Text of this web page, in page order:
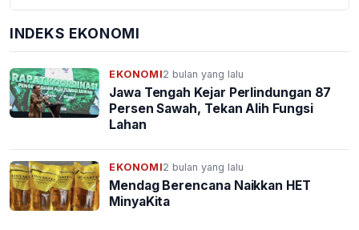
INDEKS EKONOMI
EKONOMI2 bulan yang lalu
Jawa Tengah Kejar Perlindungan 87
Persen Sawah, Tekan Alih Fungsi
Lahan
EKONOMI2 bulan yang lalu
Mendag Berencana Naikkan HET
MinyaKita